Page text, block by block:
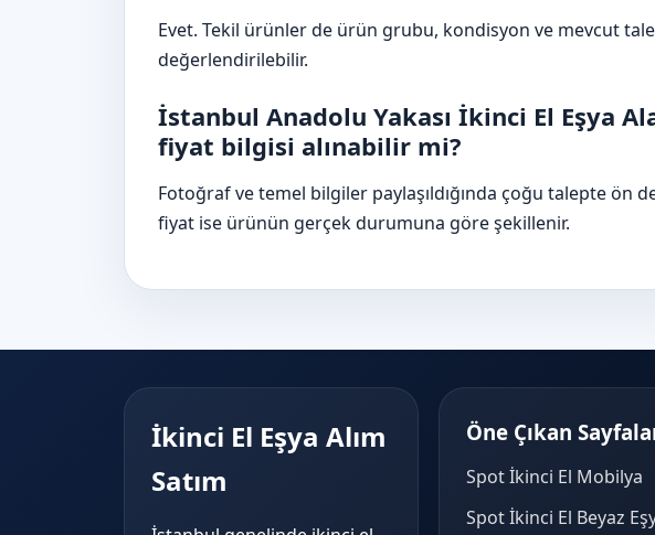
Evet. Tekil ürünler de ürün grubu, kondisyon ve mevcut
değerlendirilebilir.
İstanbul Anadolu Yakası İkinci El Eşya
fiyat bilgisi alınabilir mi?
Fotoğraf ve temel bilgiler paylaşıldığında çoğu talepte ön
fiyat ise ürünün gerçek durumuna göre şekillenir.
İkinci El Eşya Alım
Satım
Öne Çıkan
Spot İkinci El Mobilya
Spot İkinci El Beyaz